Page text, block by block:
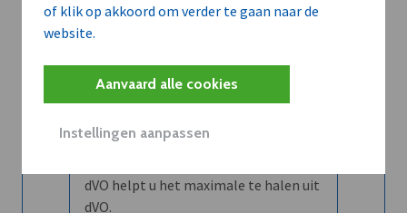
of klik op akkoord om verder te gaan naar de
website.
Aanvaard alle cookies
Instellingen aanpassen
Abboneer
kent?
dVO helpt u het maximale te halen uit
dVO.